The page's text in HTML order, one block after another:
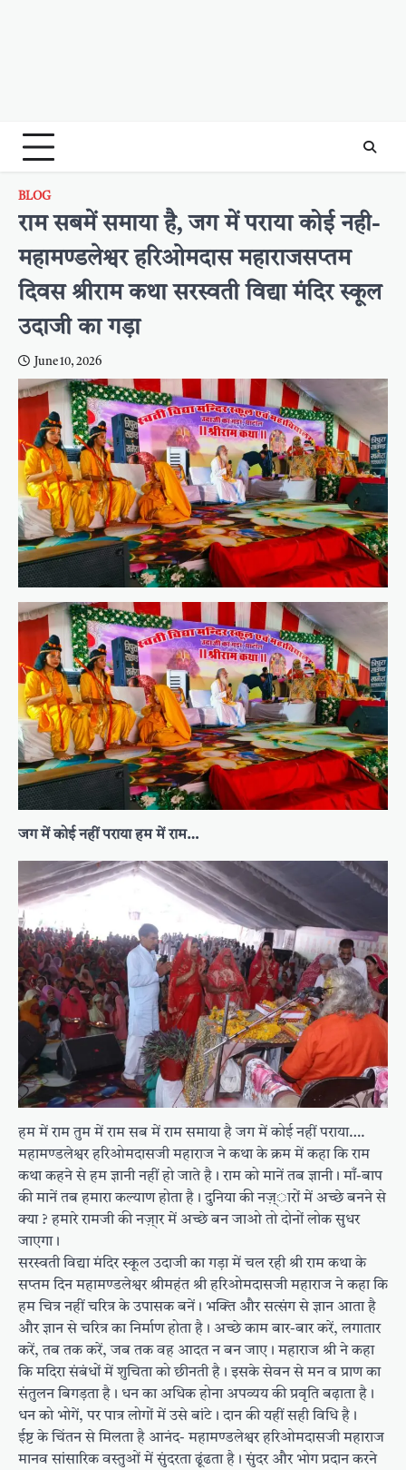
BLOG
राम सबमें समाया है, जग में पराया कोई नही-
महामण्डलेश्वर हरिओमदास महाराजसप्तम
दिवस श्रीराम कथा सरस्वती विद्या मंदिर स्कूल
उदाजी का गड़ा
June 10, 2026
जग में कोई नहीं पराया हम में राम…
हम में राम तुम में राम सब में राम समाया है जग में कोई नहीं पराया….
महामण्डलेश्वर हरिओमदासजी महाराज ने कथा के क्रम में कहा कि राम
कथा कहने से हम ज्ञानी नहीं हो जाते है । राम को मानें तब ज्ञानी । माँ-बाप
की मानें तब हमारा कल्याण होता है । दुनिया की नज़्ारों में अच्छे बनने से
क्या ? हमारे रामजी की नज़्ार में अच्छे बन जाओ तो दोनों लोक सुधर
जाएगा ।
सरस्वती विद्या मंदिर स्कूल उदाजी का गड़ा में चल रही श्री राम कथा के
सप्तम दिन महामण्डलेश्वर श्रीमहंत श्री हरिओमदासजी महाराज ने कहा कि
हम चित्र नहीं चरित्र के उपासक बनें । भक्ति और सत्संग से ज्ञान आता है
और ज्ञान से चरित्र का निर्माण होता है । अच्छे काम बार-बार करें, लगातार
करें, तब तक करें, जब तक वह आदत न बन जाए । महाराज श्री ने कहा
कि मदिरा संबंधों में शुचिता को छीनती है । इसके सेवन से मन व प्राण का
संतुलन बिगड़ता है । धन का अधिक होना अपव्यय की प्रवृति बढ़ाता है ।
धन को भोगें, पर पात्र लोगों में उसे बांटे । दान की यहीं सही विधि है ।
ईष्ट के चिंतन से मिलता है आनंद- महामण्डलेश्वर हरिओमदासजी महाराज
मानव सांसारिक वस्तुओं में सुंदरता ढूंढता है । सुंदर और भोग प्रदान करने